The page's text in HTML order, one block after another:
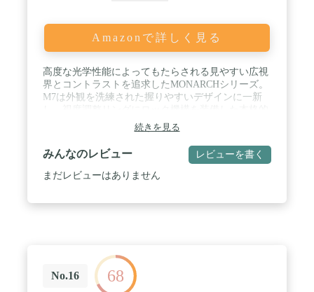
Amazonで詳しく見る
高度な光学性能によってもたらされる見やすい広視
界とコントラストを追求したMONARCHシリーズ。
M7は外観を洗練された握りやすいデザインに一新
なオールラウンドモデルです。 / 【明るく鮮明で広
い視界】見掛視界60.3°の広視界タイプで、臨場感あ
ふれる迫力あるシーンが眼前に迫ります。また、す
べてのレンズとプリズムに多層膜コーティングを採
用。補助プリズムには高反射誘電体多層膜、ダハプ
に皮脂や指紋が付着しにくく、付着しても簡単にふ
き取ることができます。 / 【EDガラス採用による高
いコントラストと解像力】ED（特殊低分散）ガラ
続きを見る
みんなのレビュー レビューを書く
まだレビューはありません
No.16 68